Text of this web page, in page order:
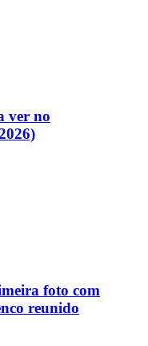
ver no
foto com
reunido